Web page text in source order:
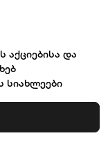
აქციებისა და
სიახლეები